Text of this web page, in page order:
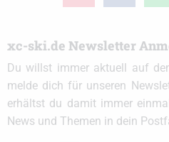
xc-ski.de Newsletter
Du willst immer aktuell auf
melde dich für unseren
erhältst du damit immer
News und Themen in dein